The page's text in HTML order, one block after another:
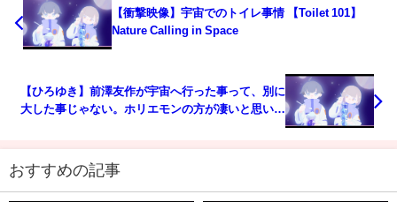
【衝撃映像】宇宙でのトイレ事情 【Toilet 101】
Nature Calling in Space
【ひろゆき】前澤友作が宇宙へ行った事って、別に
大した事じゃない。ホリエモンの方が凄いと思いま
おすすめの記事